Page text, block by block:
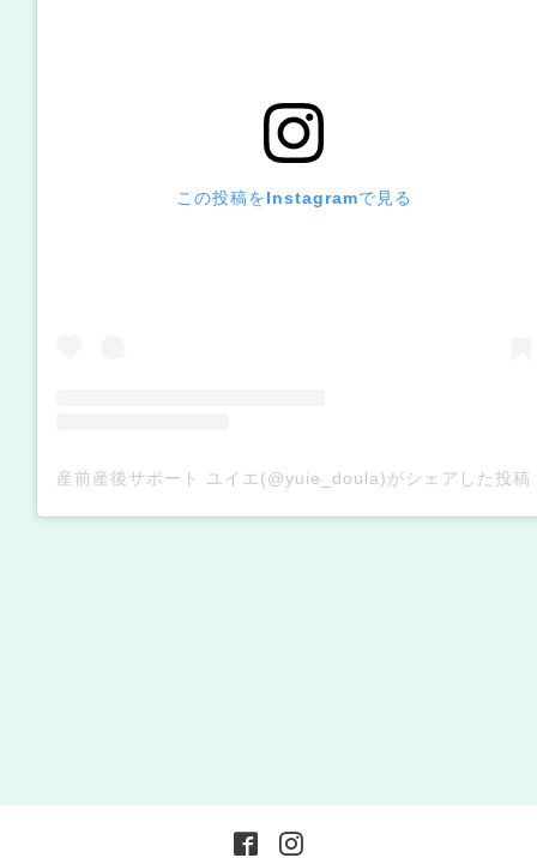
この投稿をInstagramで見る
産前産後サポート ユイエ(@yuie_doula)がシェアした投稿